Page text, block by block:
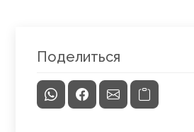
Поделиться